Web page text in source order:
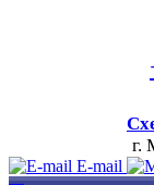
г.
E-mail